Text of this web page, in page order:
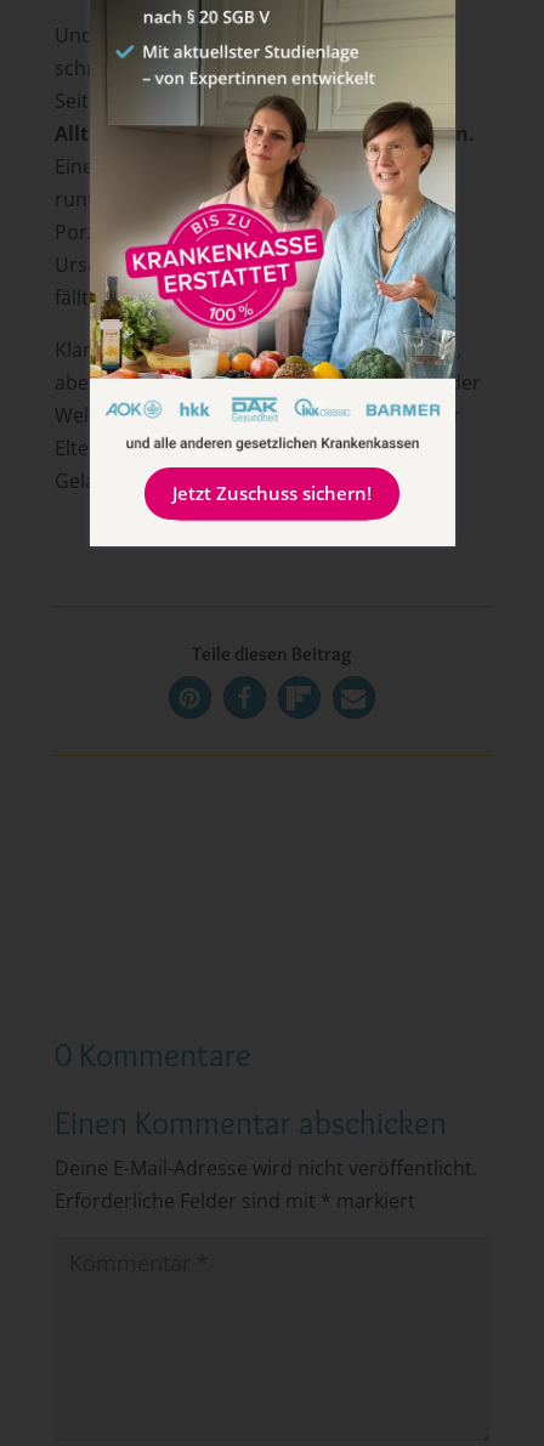
Und ja, wir wissen natürlich, dass Porzellan
schnell kaputt gehen kann. Auf der anderen
Seite: Nur so verstehen Kinder,
Alltagsgegenständen achtsam umzugehen.
Einen Plastikteller kann ich hundertmal
runterwerfen und es passiert … nichts. Ein
Porzellanteller fällt nur einmal, dann ist das
Ursache-Wirkungsprinzip verstanden: Teller
fällt, Teller kaputt!
Klar, ist der kaputte Teller erst mal ärgerlich,
aber dein Kind lernt dadurch sooo viel von der
Welt und seinen Zusammenhängen. Und wir
Eltern vielleicht ein bisschen mehr
Gelassenheit! 😉​
Teile diesen Beitrag
0 Kommentare
Einen Kommentar abschicken
Deine E-Mail-Adresse wird nicht veröffentlicht.
Erforderliche Felder sind mit * markiert
Jetzt Zuschuss sichern!